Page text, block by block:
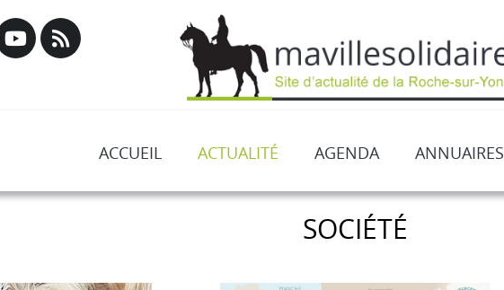
ACCUEIL ACTUALITÉ AGENDA ANNUAIRES
SOCIÉTÉ